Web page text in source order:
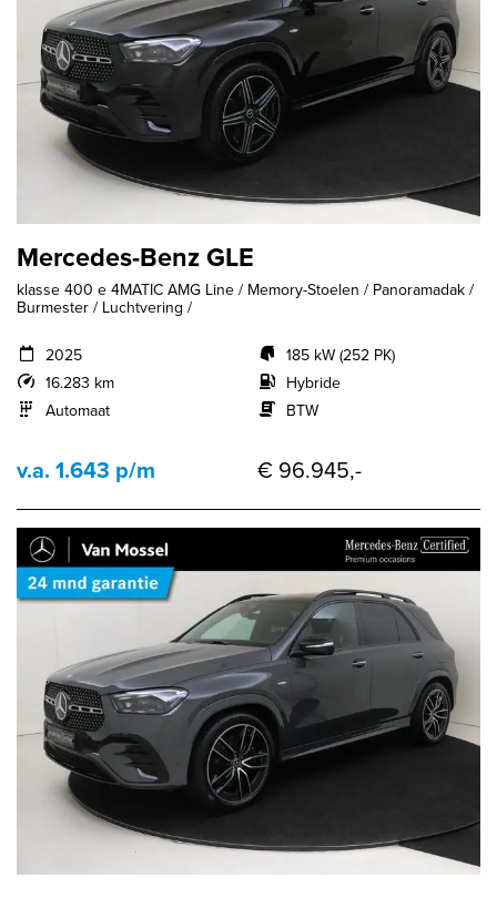
Mercedes-Benz GLE
klasse 400 e 4MATIC AMG Line / Memory-Stoelen / Panoramadak /
Burmester / Luchtvering /
2025
16.283 km
Automaat
185 kW (252 PK)
Hybride
BTW
v.a. 1.643 p/m € 96.945,-